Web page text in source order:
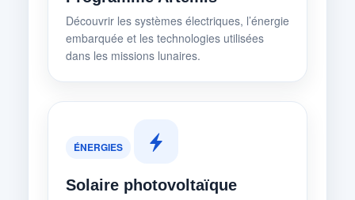
Découvrir les systèmes électriques, l’énergie
embarquée et les technologies utilisées
dans les missions lunaires.
ÉNERGIES
Solaire photovoltaïque